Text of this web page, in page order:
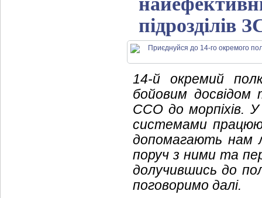
підрозділів
14-й окремий
бойовим досвідом
ССО до морпіхів. У
системами
допомагають нам
поруч з ними та
долучившись до
поговоримо далі.